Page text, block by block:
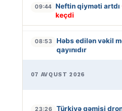
09:44 Neftin qiyməti artdı
keçdi
08:53
Həbs edilən vəkil
qayınıdır
07 AVQUST 2026
23:26 Türkiyə gəmisi